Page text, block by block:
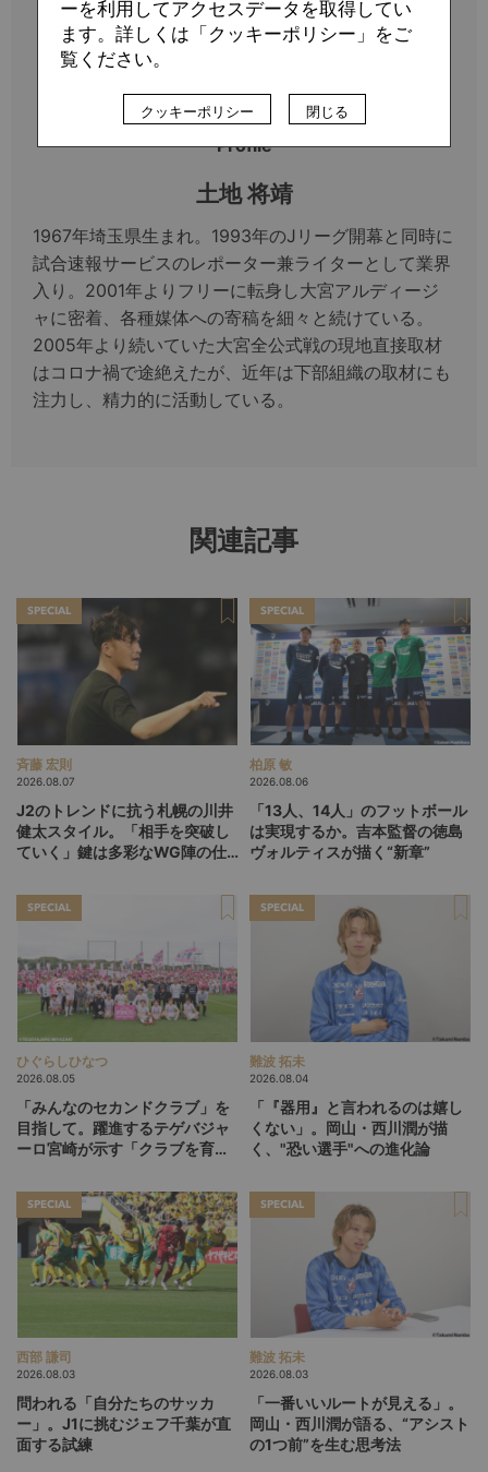
Profile
土地 将靖
1967年埼玉県生まれ。1993年のJリーグ開幕と同時に
試合速報サービスのレポーター兼ライターとして業界
入り。2001年よりフリーに転身し大宮アルディージ
ャに密着、各種媒体への寄稿を細々と続けている。
2005年より続いていた大宮全公式戦の現地直接取材
はコロナ禍で途絶えたが、近年は下部組織の取材にも
注力し、精力的に活動している。
関連記事
SPECIAL
斉藤 宏則
2026.08.07
J2のトレンドに抗う札幌の川井
健太スタイル。「相手を突破し
ていく」鍵は多彩なWG陣の仕
SPECIAL
柏原 敏
2026.08.06
「13人、14人」のフットボール
は実現するか。吉本監督の徳島
ヴォルティスが描く“新章”
SPECIAL
ひぐらしひなつ
2026.08.05
「みんなのセカンドクラブ」を
目指して。躍進するテゲバジャ
ーロ宮崎が示す「クラブを育て
SPECIAL
難波 拓未
2026.08.04
「『器用』と言われるのは嬉し
くない」。岡山・西川潤が描
く、"恐い選手"への進化論
SPECIAL
西部 謙司
2026.08.03
問われる「自分たちのサッカ
ー」。J1に挑むジェフ千葉が直
面する試練
SPECIAL
難波 拓未
2026.08.03
「一番いいルートが見える」。
岡山・西川潤が語る、“アシスト
の1つ前”を生む思考法
ーを利用してアクセスデータを取得してい
ます。詳しくは「クッキーポリシー」をご
覧ください。
クッキーポリシー 閉じる